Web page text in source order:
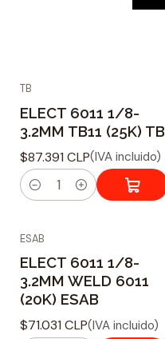
TB
ELECT 6011 1/8-
3.2MM TB11 (25K) TB
$87.391 CLP(IVA incluido)
C
n
t
i
d
a
ESAB
ELECT 6011 1/8-
3.2MM WELD 6011
(20K) ESAB
$71.031 CLP(IVA incluido)